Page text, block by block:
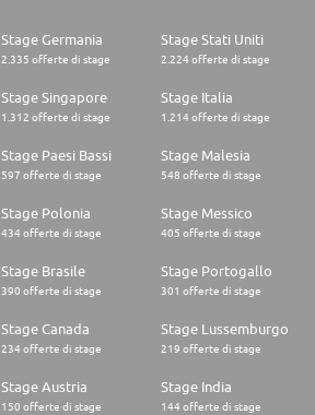
Stage Germania
2.335 offerte di stage
Stage Stati Uniti
2.224 offerte di stage
Stage Singapore
1.312 offerte di stage
Stage Italia
1.214 offerte di stage
Stage Paesi Bassi
597 offerte di stage
Stage Malesia
548 offerte di stage
Stage Polonia
434 offerte di stage
Stage Messico
405 offerte di stage
Stage Brasile
390 offerte di stage
Stage Portogallo
301 offerte di stage
Stage Canada
234 offerte di stage
Stage Lussemburgo
219 offerte di stage
Stage Austria
150 offerte di stage
Stage India
144 offerte di stage